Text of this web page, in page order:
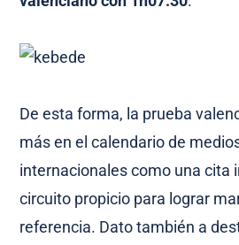
De esta forma, la prueba
más en el calendario de
internacionales como una cita
circuito propicio para lograr
referencia. Dato también a